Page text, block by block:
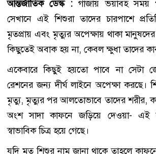
আন্তর্জাতিক ডেস্ক : গাজায় ভয়াবহ সময়
সেখানে এই শিশুরা তাদের চারপাশে
মৃতপ্রায় এবং মৃত্যুর অপেক্ষায় থাকা
কিছুতেই অবাক হয় না, কেবল ক্ষুধা তাদের
একেবারে কিছুই হয়তো পাবে না সেটা
রেশনের জন্য দীর্ঘ লাইনে অপেক্ষা করছে।
মৃত্যু, মৃত্যুর পর আলতোভাবে তাদের শরীর,
অংশ সাদা কাফনে জড়িয়ে দেওয়া-
স্বাভাবিক চিত্র হয়ে গেছে।
যদি মৃত শিশুর নাম জানা থাকে তাহলে